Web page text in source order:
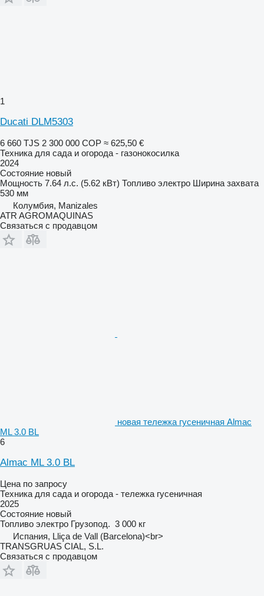
1
Ducati DLM5303
6 660 TJS 2 300 000 COP ≈ 625,50 €
Техника для сада и огорода - газонокосилка
2024
Состояние новый
Мощность 7.64 л.с. (5.62 кВт) Топливо электро Ширина захвата
530 мм
Колумбия, Manizales
ATR AGROMAQUINAS
Связаться с продавцом
новая тележка гусеничная Almac
ML 3.0 BL
6
Almac ML 3.0 BL
Цена по запросу
Техника для сада и огорода - тележка гусеничная
2025
Состояние новый
Топливо электро Грузопод. 3 000 кг
Испания, Lliça de Vall (Barcelona)<br>
TRANSGRUAS CIAL, S.L.
Связаться с продавцом